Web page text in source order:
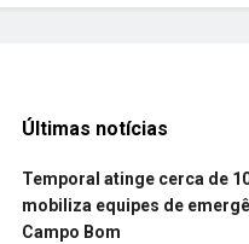
Últimas notícias
Temporal atinge cerca de
mobiliza equipes de
Campo Bom